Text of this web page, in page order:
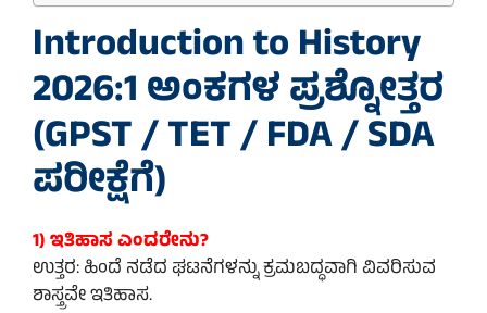
Introduction to History
2026:1 ಅಂಕಗಳ ಪ್ರಶ್ನೋತ್ತರ
(GPST / TET / FDA / SDA
ಪರೀಕ್ಷೆಗೆ)
1) ಇತಿಹಾಸ ಎಂದರೇನು?
ಉತ್ತರ: ಹಿಂದೆ ನಡೆದ ಘಟನೆಗಳನ್ನು ಕ್ರಮಬದ್ಧವಾಗಿ ವಿವರಿಸುವ
ಶಾಸ್ತ್ರವೇ ಇತಿಹಾಸ.